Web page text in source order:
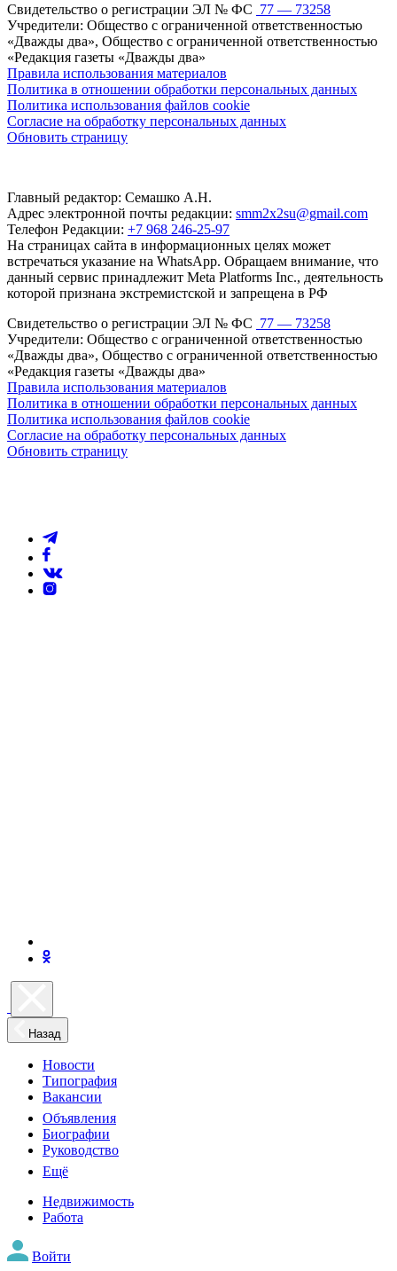
Свидетельство о регистрации ЭЛ № ФС 77 — 73258
Учредители: Общество с ограниченной ответственностью
«Дважды два», Общество с ограниченной ответственностью
«Редакция газеты «Дважды два»
Правила использования материалов
Политика в отношении обработки персональных данных
Политика использования файлов cookie
Согласие на обработку персональных данных
Обновить страницу
Главный редактор: Семашко А.Н.
Адрес электронной почты редакции: smm2x2su@gmail.com
Телефон Редакции: +7 968 246-25-97
На страницах сайта в информационных целях может
встречаться указание на WhatsApp. Обращаем внимание, что
данный сервис принадлежит Meta Platforms Inc., деятельность
которой признана экстремистской и запрещена в РФ
Свидетельство о регистрации ЭЛ № ФС 77 — 73258
Учредители: Общество с ограниченной ответственностью
«Дважды два», Общество с ограниченной ответственностью
«Редакция газеты «Дважды два»
Правила использования материалов
Политика в отношении обработки персональных данных
Политика использования файлов cookie
Согласие на обработку персональных данных
Обновить страницу
Назад
Новости
Типография
Вакансии
Объявления
Биографии
Руководство
Ещё
Недвижимость
Работа
Войти